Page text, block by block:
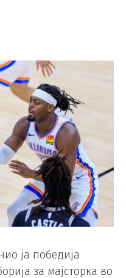
ја победија
за мајсторка во